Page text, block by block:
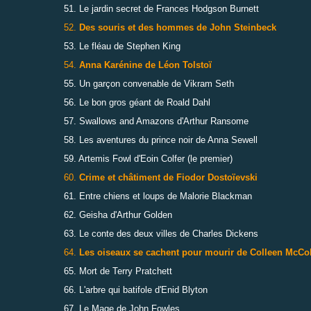
51. Le jardin secret de Frances Hodgson Burnett
52.
Des souris et des hommes de John Steinbeck
53. Le fléau de Stephen King
54. Anna Karénine de Léon Tolstoï
55. Un garçon convenable de Vikram Seth
56. Le bon gros géant de Roald Dahl
57. Swallows and Amazons d'Arthur Ransome
58. Les aventures du prince noir de Anna Sewell
59. Artemis Fowl d'Eoin Colfer (le premier)
60. Crime et châtiment de Fiodor Dostoïevski
61. Entre chiens et loups de Malorie Blackman
62. Geisha d'Arthur Golden
63. Le conte des deux villes de Charles Dickens
64.
Les oiseaux se cachent pour mourir de Colleen
65. Mort de Terry Pratchett
66. L'arbre qui batifole d'Enid Blyton
67. Le Mage de John Fowles